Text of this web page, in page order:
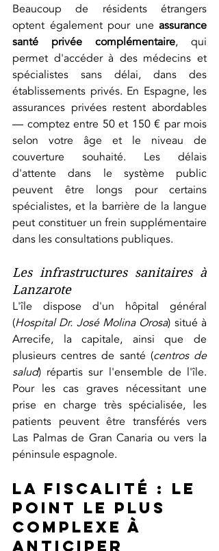
Beaucoup de résidents étrangers
optent également pour une assurance
santé privée complémentaire, qui
permet d'accéder à des médecins et
spécialistes sans délai, dans des
établissements privés. En Espagne, les
assurances privées restent abordables
— comptez entre 50 et 150 € par mois
selon votre âge et le niveau de
couverture souhaité. Les délais
d'attente dans le système public
peuvent être longs pour certains
spécialistes, et la barrière de la langue
peut constituer un frein supplémentaire
dans les consultations publiques.
Les infrastructures sanitaires à
Lanzarote
L'île dispose d'un hôpital général
(Hospital Dr. José Molina Orosa) situé à
Arrecife, la capitale, ainsi que de
plusieurs centres de santé (centros de
salud) répartis sur l'ensemble de l'île.
Pour les cas graves nécessitant une
prise en charge très spécialisée, les
patients peuvent être transférés vers
Las Palmas de Gran Canaria ou vers la
péninsule espagnole.
La fiscalité : le
point le plus
complexe à
anticiper